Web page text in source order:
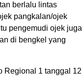
berlalu lintas
pangkalan/ojek
pengemudi ojek juga
di bengkel yang
Regional 1 tanggal 12